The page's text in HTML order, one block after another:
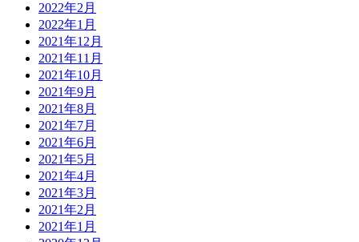
2022年2月
2022年1月
2021年12月
2021年11月
2021年10月
2021年9月
2021年8月
2021年7月
2021年6月
2021年5月
2021年4月
2021年3月
2021年2月
2021年1月